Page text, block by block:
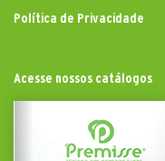
Política de Privacidade
Acesse nossos catálogos